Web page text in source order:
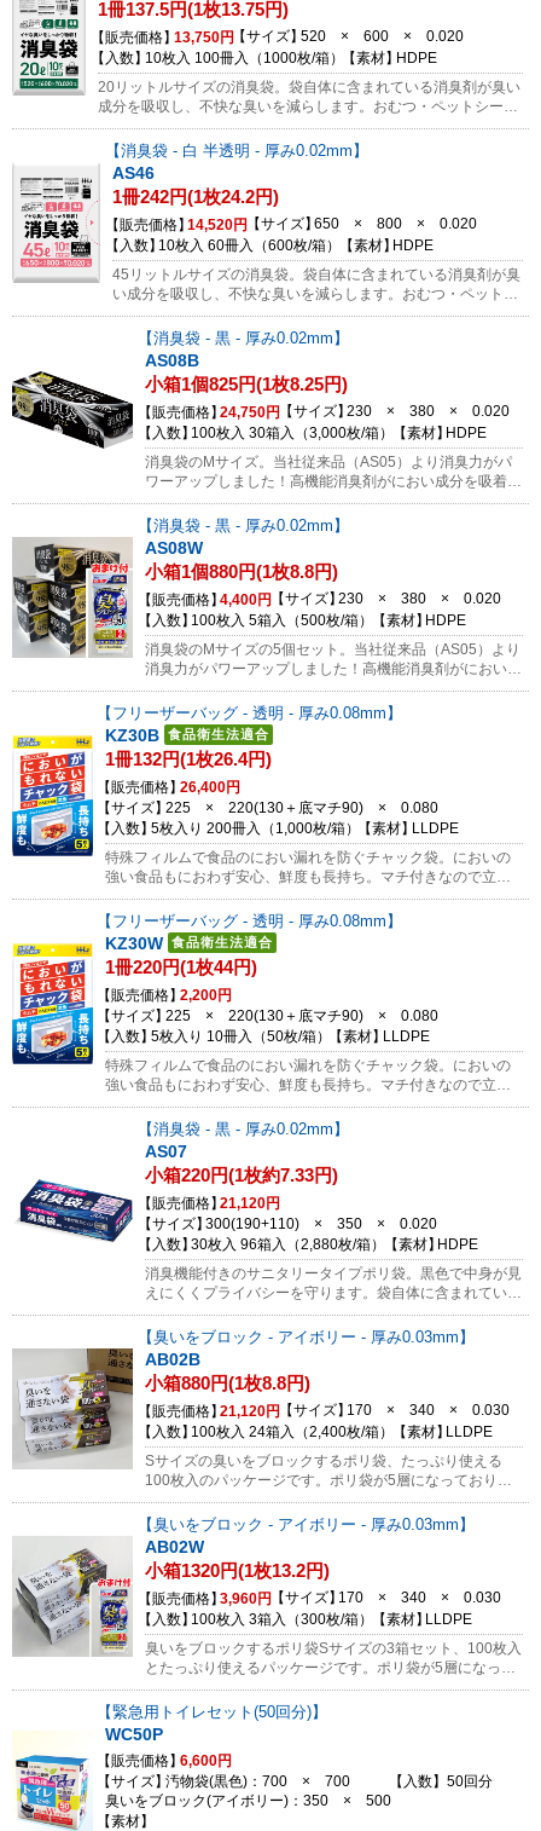
1冊137.5円(1枚13.75円)
販売価格 13,750円 サイズ
520 × 600 × 0.020
入数
10枚入 100冊入（1000枚/箱） 素材
HDPE
20リットルサイズの消臭袋。袋自体に含まれている消臭剤が臭い
成分を吸収し、不快な臭いを減らします。おむつ・ペットシー
ト・生ごみ等の廃棄に。小型の消臭袋AS05にごみを入れてから
この袋にまとめて入れておくとさらに効果的です！サンプルのご
依頼はコチラから
消臭袋 - 白 半透明 - 厚み0.02mm
AS46
1冊242円(1枚24.2円)
販売価格 14,520円 サイズ
650 × 800 × 0.020
入数
10枚入 60冊入（600枚/箱） 素材
HDPE
45リットルサイズの消臭袋。袋自体に含まれている消臭剤が臭
い成分を吸収し、不快な臭いを減らします。おむつ・ペットシ
ート・生ごみ等の廃棄に。従来の45リットルサイズよりもコン
パクトなパッケージで置く場所に困りません。小型の消臭袋
AS05にごみを入れてからこの袋にまとめて入れておくとさら
に効果的です！サンプルのご依頼はコチラから
消臭袋 - 黒 - 厚み0.02mm
AS08B
小箱1個825円(1枚8.25円)
販売価格 24,750円 サイズ
230 × 380 × 0.020
入数
100枚入 30箱入（3,000枚/箱） 素材
HDPE
消臭袋のMサイズ。当社従来品（AS05）より消臭力がパ
ワーアップしました！高機能消臭剤がにおい成分を吸着
し、不快に感じる全ての臭い（アンモニア・生ごみ臭・汗
臭など）を軽減します。排泄物臭も含めた悪臭成分に対し
て約96%以上の消臭効果を達成。※臭いを完全に抑えるわ
けではありません。1枚ずつ取り出せるボックスタイプで
便利。介護用・ベビー用おむつ、生ごみ、ペットシートな
ど臭いが気になるものの廃棄におすすめです。 消臭袋・
臭いをブロック発売記念キャンペーン 今ならどなた様で
もご希望の方に無料サンプルとしてMサイズを各2枚ずつ
お送りします。（1法人、1世帯、1回限り）サンプルのご
依頼はコチラから ※景品・粗品・販促用品として配布す
る用途にも便利な商品です。
消臭袋 - 黒 - 厚み0.02mm
AS08W
小箱1個880円(1枚8.8円)
販売価格 4,400円 サイズ
230 × 380 × 0.020
入数
100枚入 5箱入（500枚/箱） 素材
HDPE
消臭袋のMサイズの5個セット。当社従来品（AS05）より
消臭力がパワーアップしました！高機能消臭剤がにおい成
分を吸着し、不快に感じる全ての臭い（アンモニア・生ご
み臭・汗臭など）を軽減します。排泄物臭も含めた悪臭成
分に対して約96%以上の消臭効果を達成。※臭いを完全に
抑えるわけではありません。1枚ずつ取り出せるボックス
タイプで便利。介護用・ベビー用おむつ、生ごみ、ペット
シートなど臭いが気になるものの廃棄におすすめです。今
なら45Lサイズの臭いをブロックするポリ袋AB44も1冊あ
わせてお届け！ 消臭袋・臭いをブロック発売記念キャン
ペーン 今ならどなた様でもご希望の方に無料サンプルと
してMサイズを各2枚ずつお送りします。（1法人、1世
帯、1回限り）サンプルのご依頼はコチラから
フリーザーバッグ - 透明 - 厚み0.08mm
KZ30B
1冊132円(1枚26.4円)
販売価格
26,400円
サイズ
225 × 220(130＋底マチ90) × 0.080
入数
5枚入り 200冊入（1,000枚/箱） 素材
LLDPE
特殊フィルムで食品のにおい漏れを防ぐチャック袋。においの
強い食品もにおわず安心、鮮度も長持ち。マチ付きなので立て
て使用できて便利です。におい移りを防止してくれるので冷蔵
庫内のにおい対策としても。※無料サンプル対象外の商品にな
ります。
フリーザーバッグ - 透明 - 厚み0.08mm
KZ30W
1冊220円(1枚44円)
販売価格
2,200円
サイズ
225 × 220(130＋底マチ90) × 0.080
入数
5枚入り 10冊入（50枚/箱） 素材
LLDPE
特殊フィルムで食品のにおい漏れを防ぐチャック袋。においの
強い食品もにおわず安心、鮮度も長持ち。マチ付きなので立て
て使用できて便利です。におい移りを防止してくれるので冷蔵
庫内のにおい対策としても。※無料サンプル対象外の商品にな
ります。
消臭袋 - 黒 - 厚み0.02mm
AS07
小箱220円(1枚約7.33円)
販売価格
21,120円
サイズ
300(190+110) × 350 × 0.020
入数
30枚入 96箱入（2,880枚/箱） 素材
HDPE
消臭機能付きのサニタリータイプポリ袋。黒色で中身が見
えにくくプライバシーを守ります。袋自体に含まれている
消臭剤が臭い成分を吸収し、不快な臭いを減らします。お
むつ・ペットシート・生ごみ等の廃棄に。使いやすいマチ
付きでトイレコーナーなどの角底ゴミ箱にもピッタリで
す！保管に便利なボックスタイプ。1ケースに48個(1440
枚)入りの内箱が2箱入っています。※販売単位は外箱単位
となります。※景品・粗品・販促用品として配布する用途
にも便利な商品です。サンプルのご依頼はコチラから
臭いをブロック - アイボリー - 厚み0.03mm
AB02B
小箱880円(1枚8.8円)
販売価格 21,120円 サイズ
170 × 340 × 0.030
入数
100枚入 24箱入（2,400枚/箱） 素材
LLDPE
Sサイズの臭いをブロックするポリ袋、たっぷり使える
100枚入のパッケージです。ポリ袋が5層になっており、
真ん中の層に使用されている特殊な素材が臭いが外に漏れ
るのを強力にブロックします。縦長タイプなので中にゴミ
を入れた後も縛るのが楽々！小児用のおむつ・小型のペッ
トシート・排水口にたまった生ごみ等の廃棄に。臭いブロ
ックする袋は保育園からの使用済みおむつの持ち帰りに最
適です。臭いを強力にブロックするので持ち帰り時に買い
物や通院をしても臭い漏れが気になりません。さらに、ゴ
ミの日まで数日保管しても臭いが気になりません。 消臭
袋・臭いをブロック発売記念キャンペーン 今ならどなた
様でもご希望の方に無料サンプルとしてMサイズを各2枚
ずつお送りします。（1法人、1世帯、1回限り）サンプル
のご依頼はコチラから ※景品・粗品・販促用品として配
布する用途にも便利な商品です。
臭いをブロック - アイボリー - 厚み0.03mm
AB02W
小箱1320円(1枚13.2円)
販売価格 3,960円 サイズ
170 × 340 × 0.030
入数
100枚入 3箱入（300枚/箱） 素材
LLDPE
臭いをブロックするポリ袋Sサイズの3箱セット、100枚入
とたっぷり使えるパッケージです。ポリ袋が5層になって
おり、真ん中の層に使用されている特殊な素材が臭いが外
に漏れるのを強力にブロックします。縦長タイプなので中
にゴミを入れた後も縛るのが楽々！小児用のおむつ・小型
のペットシート・排水口にたまった生ごみ等の廃棄に。
ぜひ臭いをブロックするポリ袋の効果をお試しください。
今なら45Lサイズの臭いをブロックする袋AB44も1冊あわ
せてお届け！臭いブロックする袋は保育園からの使用済み
緊急用トイレセット(50回分)
WC50P
販売価格
6,600円
サイズ
汚物袋(黒色)：700 × 700
臭いをブロック(アイボリー)：350 × 500
入数 50回分
素材